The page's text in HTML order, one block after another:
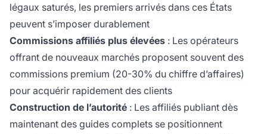
légaux saturés, les premiers arrivés dans ces États
peuvent s’imposer durablement
Commissions affiliés plus élevées : Les opérateurs
offrant de nouveaux marchés proposent souvent des
commissions premium (20-30% du chiffre d’affaires)
pour acquérir rapidement des clients
Construction de l’autorité : Les affiliés publiant dès
maintenant des guides complets se positionnent